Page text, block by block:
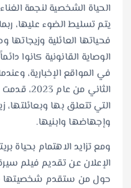
الحياة الشخصية لنجمة
يتم تسليط الضوء عليها،
فحياتها العائلية
الوصاية القانونية كانوا
في المواقع الإخبارية،
الثاني من
التي تتعلق بها وبعائلتها،
وإجهاضها وابنيها.
ومع تزايد الاهتمام بحياة
الإعلان عن تقديم فيلم
حول من ستقدم شخصيتها